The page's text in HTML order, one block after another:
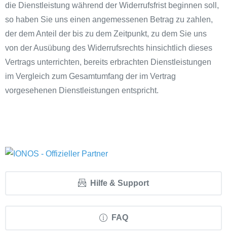
die Dienstleistung während der Widerrufsfrist beginnen soll,
so haben Sie uns einen angemessenen Betrag zu zahlen,
der dem Anteil der bis zu dem Zeitpunkt, zu dem Sie uns
von der Ausübung des Widerrufsrechts hinsichtlich dieses
Vertrags unterrichten, bereits erbrachten Dienstleistungen
im Vergleich zum Gesamtumfang der im Vertrag
vorgesehenen Dienstleistungen entspricht.
Hilfe & Support
FAQ